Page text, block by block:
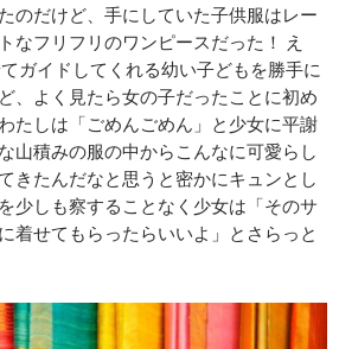
のだけど、手にしていた子供服はレー
なフリフリのワンピースだった！ え
ガイドしてくれる幼い子どもを勝手に
、よく見たら女の子だったことに初め
たしは「ごめんごめん」と少女に平謝
山積みの服の中からこんなに可愛らし
きたんだなと思うと密かにキュンとし
少しも察することなく少女は「そのサ
着せてもらったらいいよ」とさらっと